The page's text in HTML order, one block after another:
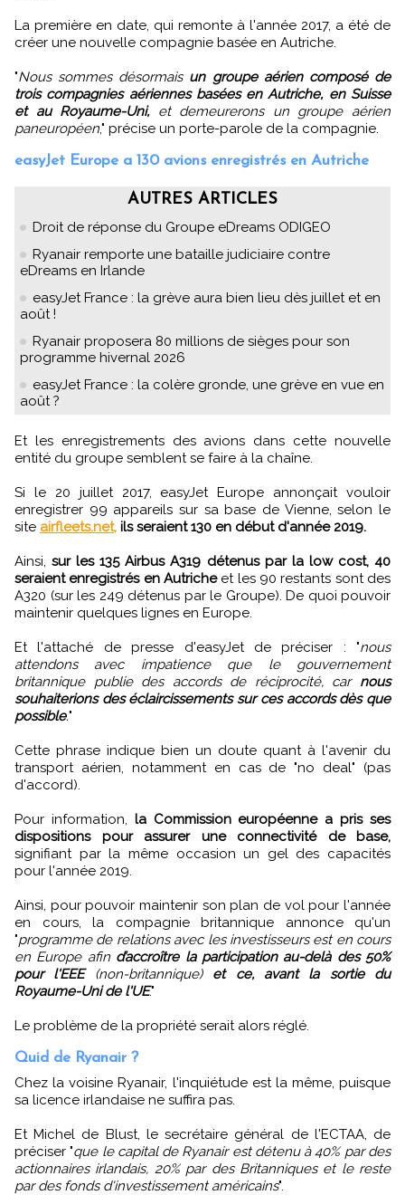
La première en date, qui remonte à l'année 2017, a été de
créer une nouvelle compagnie basée en Autriche.
"Nous sommes désormais un groupe aérien composé de
trois compagnies aériennes basées en Autriche, en Suisse
et au Royaume-Uni,et demeurerons un groupe aérien
paneuropéen," précise un porte-parole de la compagnie.
easyJet Europe a 130 avions enregistrés en Autriche
AUTRES ARTICLES
Droit de réponse du Groupe eDreams ODIGEO
Ryanair remporte une bataille judiciaire contre
eDreams en Irlande
easyJet France : la grève aura bien lieu dès juillet et en
août !
Ryanair proposera 80 millions de sièges pour son
programme hivernal 2026
easyJet France : la colère gronde, une grève en vue en
août ?
Et les enregistrements des avions dans cette nouvelle
entité du groupe semblent se faire à la chaîne.
Si le 20 juillet 2017, easyJet Europe annonçait vouloir
enregistrer 99 appareils sur sa base de Vienne, selon le
site airfleets.net, ils seraient 130 en début d'année 2019.
Ainsi, sur les 135 Airbus A319 détenus par la low cost, 40
seraient enregistrés en Autricheet les 90 restants sont des
A320 (sur les 249 détenus par le Groupe). De quoi pouvoir
maintenir quelques lignes en Europe.
Et l'attaché de presse d'easyJet de préciser : "nous
attendons avec impatience que le gouvernement
britannique publie des accords de réciprocité, car nous
souhaiterions des éclaircissements sur ces accords dès que
possible."
Cette phrase indique bien un doute quant à l'avenir du
transport aérien, notamment en cas de "no deal" (pas
d'accord).
Pour information, la Commission européenne a pris ses
dispositions pour assurer une connectivité de base,
signifiant par la même occasion un gel des capacités
pour l'année 2019.
Ainsi, pour pouvoir maintenir son plan de vol pour l'année
en cours, la compagnie britannique annonce qu'un
"programme de relations avec les investisseurs est en cours
en Europe afin d’accroître la participation au-delà des 50%
pour l'EEE(non-britannique)et ce, avant la sortie du
Royaume-Uni de l'UE."
Le problème de la propriété serait alors réglé.
Quid de Ryanair ?
Chez la voisine Ryanair, l'inquiétude est la même, puisque
sa licence irlandaise ne suffira pas.
Et Michel de Blust, le secrétaire général de l'ECTAA, de
préciser "que le capital de Ryanair est détenu à 40% par des
actionnaires irlandais, 20% par des Britanniques et le reste
par des fonds d'investissement américains".